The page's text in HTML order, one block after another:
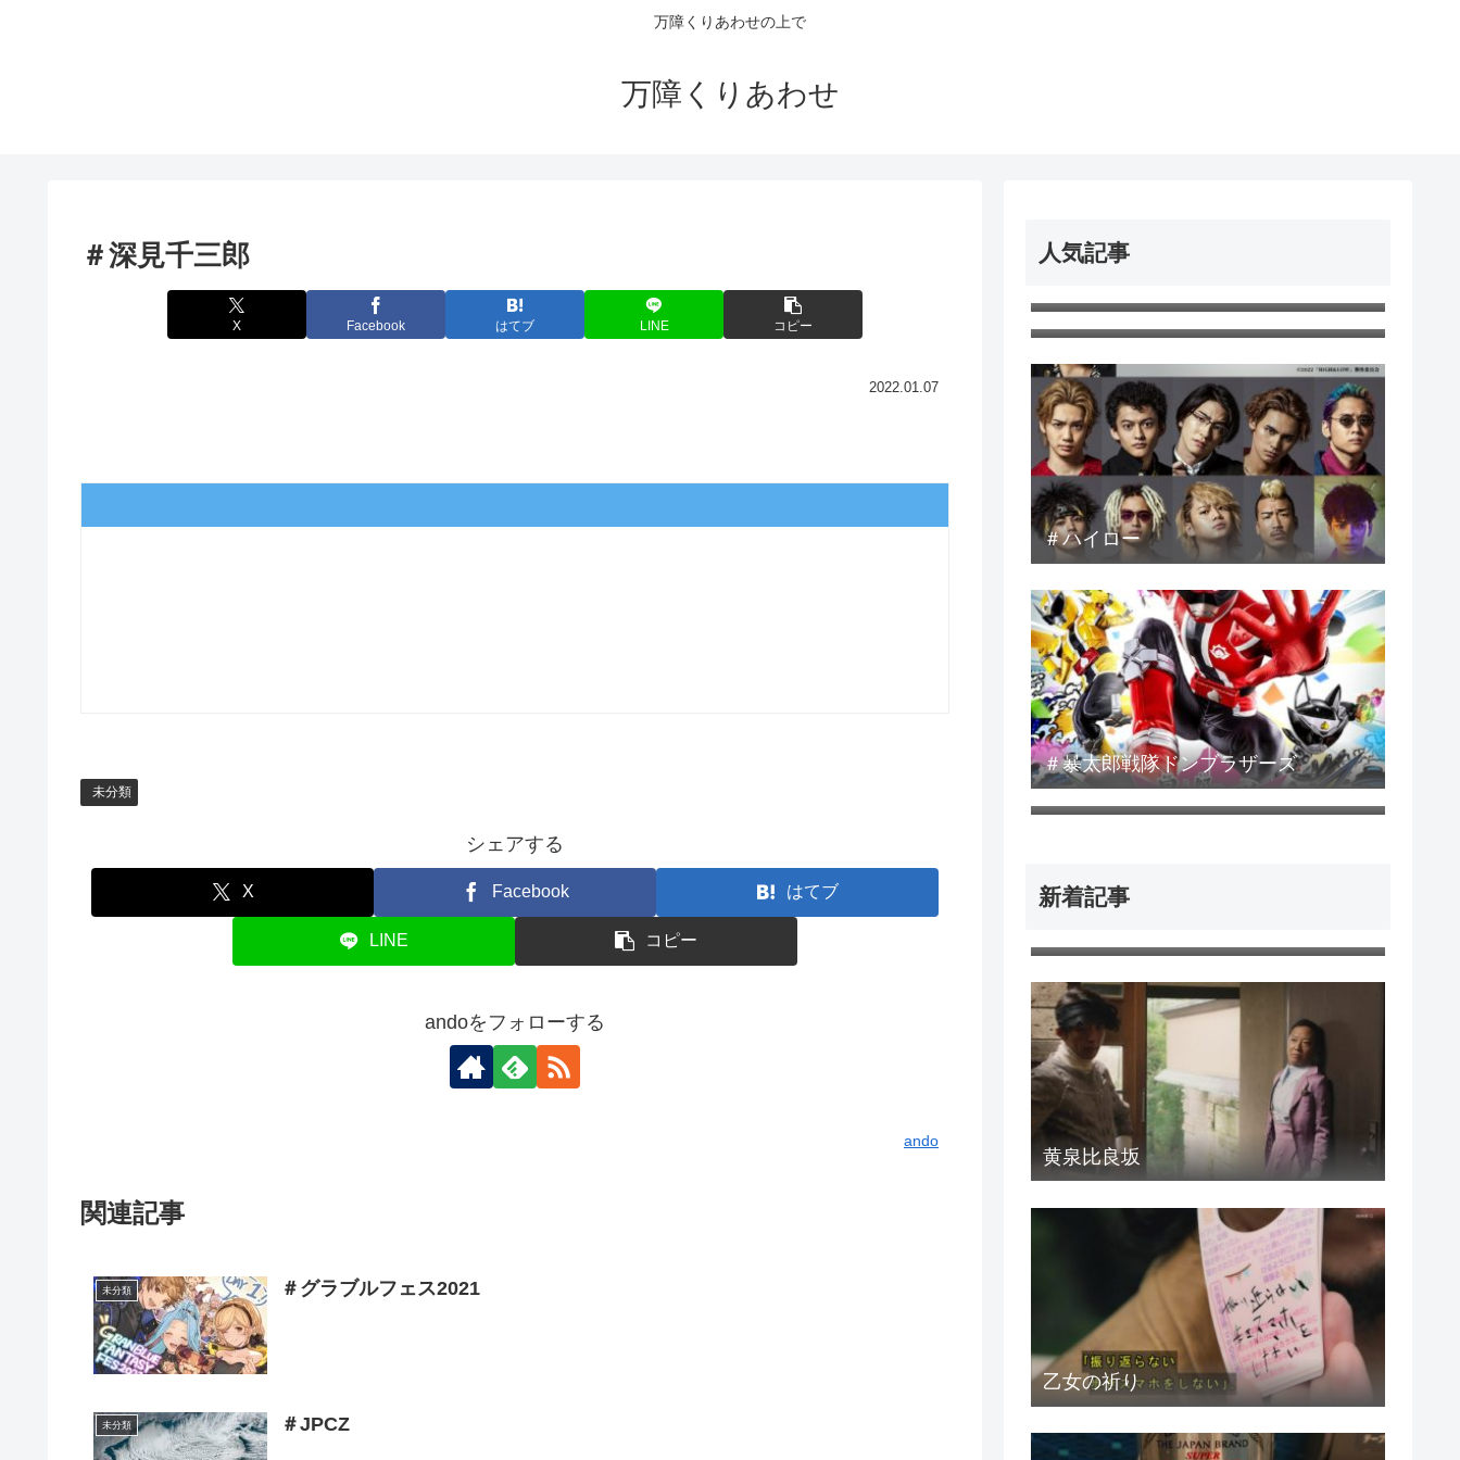
万障くりあわせの上で
万障くりあわせ
＃深見千三郎
X Facebook はてブ LINE コピー
2022.01.07
未分類
シェアする
X Facebook はてブ
LINE コピー
andoをフォローする
ando
関連記事
未分類 ＃グラブルフェス2021
未分類 ＃JPCZ
人気記事
＃きーちゃん
＃ハイロー
＃暴太郎戦隊ドンブラザーズ
＃ぱいぱいでか美
新着記事
黄泉比良坂
乙女の祈り